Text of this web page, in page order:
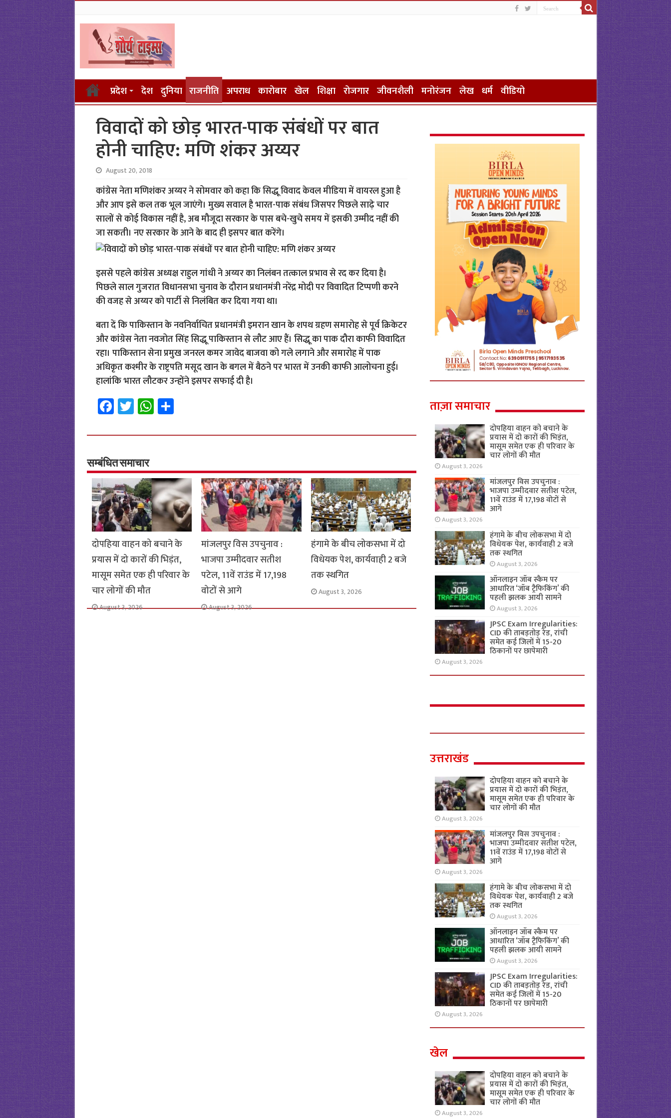
प्रदेश देश दुनिया राजनीति अपराध कारोबार खेल शिक्षा रोजगार जीवनशैली मनोरंजन लेख धर्म वीडियो
विवादों को छोड़ भारत-पाक संबंधों पर बात
होनी चाहिए: मणि शंकर अय्यर
August 20, 2018
कांग्रेस नेता मणिशंकर अय्यर ने सोमवार को कहा कि सिद्धू विवाद केवल मीडिया में वायरल हुआ है
और आप इसे कल तक भूल जाएंगे। मुख्य सवाल है भारत-पाक संबंध जिसपर पिछले साढ़े चार
सालों से कोई विकास नहीं है, अब मौजूदा सरकार के पास बचे-खुचे समय में इसकी उम्मीद नहीं की
जा सकती। नए सरकार के आने के बाद ही इसपर बात करेंगे।
इससे पहले कांग्रेस अध्यक्ष राहुल गांधी ने अय्यर का निलंबन तत्काल प्रभाव से रद कर दिया है।
पिछले साल गुजरात विधानसभा चुनाव के दौरान प्रधानमंत्री नरेंद्र मोदी पर विवादित टिप्पणी करने
की वजह से अय्यर को पार्टी से निलंबित कर दिया गया था।
बता दें कि पाकिस्तान के नवनिर्वाचित प्रधानमंत्री इमरान खान के शपथ ग्रहण समारोह से पूर्व क्रिकेटर
और कांग्रेस नेता नवजोत सिंह सिद्धू पाकिस्तान से लौट आए हैं। सिद्धू का पाक दौरा काफी विवादित
रहा। पाकिस्तान सेना प्रमुख जनरल कमर जावेद बाजवा को गले लगाने और समारोह में पाक
अधिकृत कश्मीर के राष्ट्रपति मसूद खान के बगल में बैठने पर भारत में उनकी काफी आलोचना हुई।
हालांकि भारत लौटकर उन्‍होंने इसपर सफाई दी है।
Fa
ce
b
o
o
k
T
wi
tt
er
W
h
at
p
p
S
h
ar
सम्बंधित समाचार
दोपहिया वाहन को बचाने के
प्रयास में दो कारों की भिड़ंत,
मासूम समेत एक ही परिवार के
चार लोगों की मौत
August 3, 2026
मांजलपुर विस उपचुनाव :
भाजपा उम्मीदवार सतीश
पटेल, 11वें राउंड में 17,198
वोटों से आगे
August 3, 2026
हंगामे के बीच लोकसभा में दो
विधेयक पेश, कार्यवाही 2 बजे
तक स्थगित
August 3, 2026
ताज़ा समाचार
दोपहिया वाहन को बचाने के
प्रयास में दो कारों की भिड़ंत,
मासूम समेत एक ही परिवार के
चार लोगों की मौत
August 3, 2026
मांजलपुर विस उपचुनाव :
भाजपा उम्मीदवार सतीश पटेल,
11वें राउंड में 17,198 वोटों से
आगे
August 3, 2026
हंगामे के बीच लोकसभा में दो
विधेयक पेश, कार्यवाही 2 बजे
तक स्थगित
August 3, 2026
ऑनलाइन जॉब स्कैम पर
आधारित ‘जॉब ट्रैफिकिंग’ की
पहली झलक आयी सामने
August 3, 2026
JPSC Exam Irregularities:
CID की ताबड़तोड़ रेड, रांची
समेत कई जिलों में 15-20
ठिकानों पर छापेमारी
August 3, 2026
उत्तराखंड
दोपहिया वाहन को बचाने के
प्रयास में दो कारों की भिड़ंत,
मासूम समेत एक ही परिवार के
चार लोगों की मौत
August 3, 2026
मांजलपुर विस उपचुनाव :
भाजपा उम्मीदवार सतीश पटेल,
11वें राउंड में 17,198 वोटों से
आगे
August 3, 2026
हंगामे के बीच लोकसभा में दो
विधेयक पेश, कार्यवाही 2 बजे
तक स्थगित
August 3, 2026
ऑनलाइन जॉब स्कैम पर
आधारित ‘जॉब ट्रैफिकिंग’ की
पहली झलक आयी सामने
August 3, 2026
JPSC Exam Irregularities:
CID की ताबड़तोड़ रेड, रांची
समेत कई जिलों में 15-20
ठिकानों पर छापेमारी
August 3, 2026
खेल
दोपहिया वाहन को बचाने के
प्रयास में दो कारों की भिड़ंत,
मासूम समेत एक ही परिवार के
चार लोगों की मौत
August 3, 2026